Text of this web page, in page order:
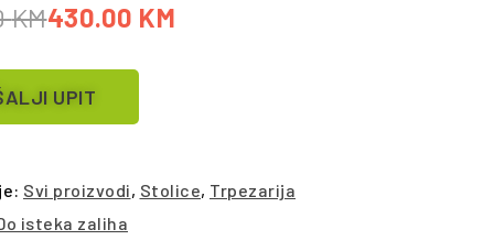
KM430.00 KM
UPIT
Svi proizvodi, Stolice, Trpezarija
isteka zaliha